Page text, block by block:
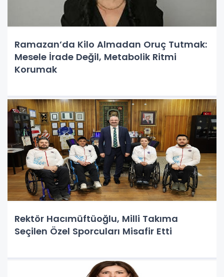
Ramazan’da Kilo Almadan Oruç Tutmak:
Mesele İrade Değil, Metabolik Ritmi
Korumak
Rektör Hacımüftüoğlu, Milli Takıma
Seçilen Özel Sporcuları Misafir Etti